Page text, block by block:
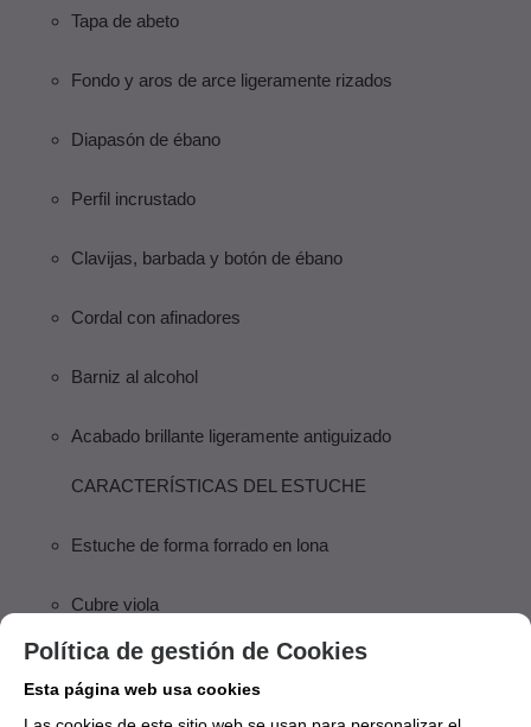
Tapa de abeto
Fondo y aros de arce ligeramente rizados
Diapasón de ébano
Perfil incrustado
Clavijas, barbada y botón de ébano
Cordal con afinadores
Barniz al alcohol
Acabado brillante ligeramente antiguizado
CARACTERÍSTICAS DEL ESTUCHE
Estuche de forma forrado en lona
Cubre viola
Bolsa exterior
Sistema mochila
Política de gestión de Cookies
Esta página web usa cookies